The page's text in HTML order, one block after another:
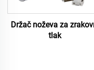
Držač noževa za
tlak